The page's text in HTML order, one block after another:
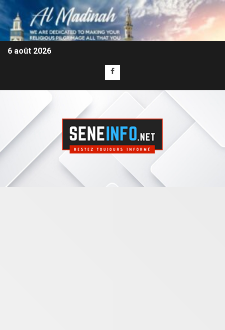
6 août 2026